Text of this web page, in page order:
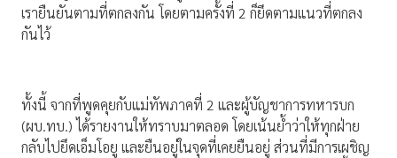
เรายืนยันตามที่ตกลงกัน โดยตามครั้งที่ 2 ก็ยึดตามแนวที่ตกลง
กันไว้
ทั้งนี้ จากที่พูดคุยกับแม่ทัพภาคที่ 2 และผู้บัญชาการทหารบก
(ผบ.ทบ.) ได้รายงานให้ทราบมาตลอด โดยเน้นย้ำว่าให้ทุกฝ่าย
กลับไปยึดเอ็มโอยู และยืนอยู่ในจุดที่เคยยืนอยู่ ส่วนที่มีการเผชิญ